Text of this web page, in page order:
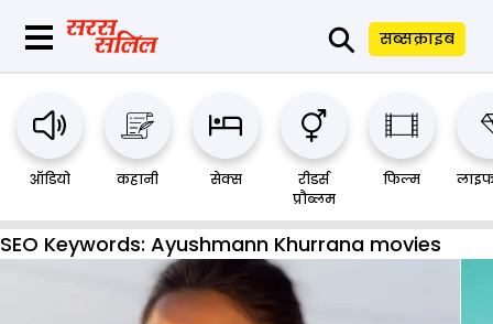
⚲ सब्सक्राइब
ऑडियो कहानी सेक्स
रीडर्स
प्रौब्लम
फिल्म
SEO Keywords: Ayushmann Khurrana movies